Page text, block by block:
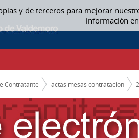
y de terceros para mejorar
información
CONTRATACION
Contratante actas mesas contratacion